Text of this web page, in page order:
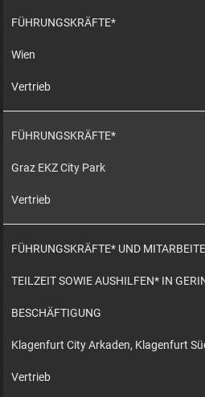
FÜHRUNGSKRÄFTE*
Wien
Vertrieb
FÜHRUNGSKRÄFTE*
Graz EKZ City Park
Vertrieb
FÜHRUNGSKRÄFTE* UND
TEILZEIT SOWIE AUSHILFEN* IN
BESCHÄFTIGUNG
Klagenfurt City Arkaden, Klagenfurt
Vertrieb